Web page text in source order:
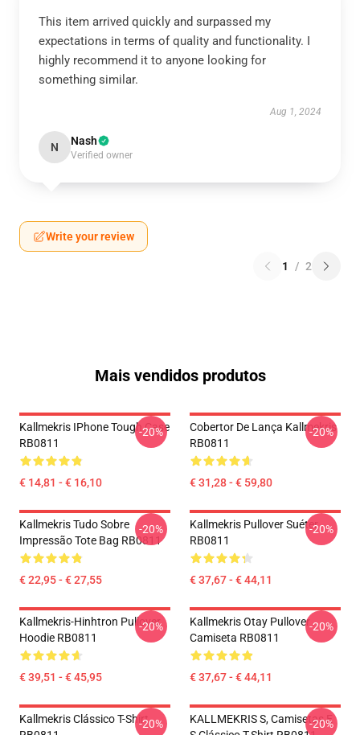
This item arrived quickly and surpassed my
expectations in terms of quality and functionality. I
highly recommend it to anyone looking for
something similar.
Aug 1, 2024
N Nash
Verified owner
Write your review
1 / 2
Mais vendidos produtos
Kallmekris IPhone Tough Case
RB0811
€ 14,81 - € 16,10
-20%
Cobertor De Lança Kallmekris
RB0811
€ 31,28 - € 59,80
-20%
Kallmekris Tudo Sobre
Impressão Tote Bag RB0811
€ 22,95 - € 27,55
-20%
Kallmekris Pullover Suéter
RB0811
€ 37,67 - € 44,11
-20%
Kallmekris-Hinhtron Pullover
Hoodie RB0811
€ 39,51 - € 45,95
-20%
Kallmekris Otay Pullover
Camiseta RB0811
€ 37,67 - € 44,11
-20%
Kallmekris Clássico T-Shirt-20%
KALLMEKRIS S, Camisetas E
-20%